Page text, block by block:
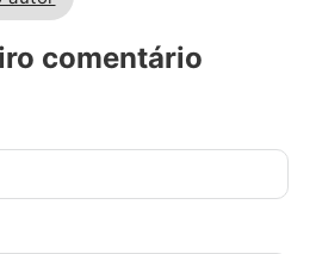
comentário